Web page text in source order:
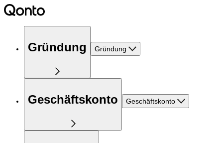
Gründung Gründung
Geschäftskonto Geschäftskonto